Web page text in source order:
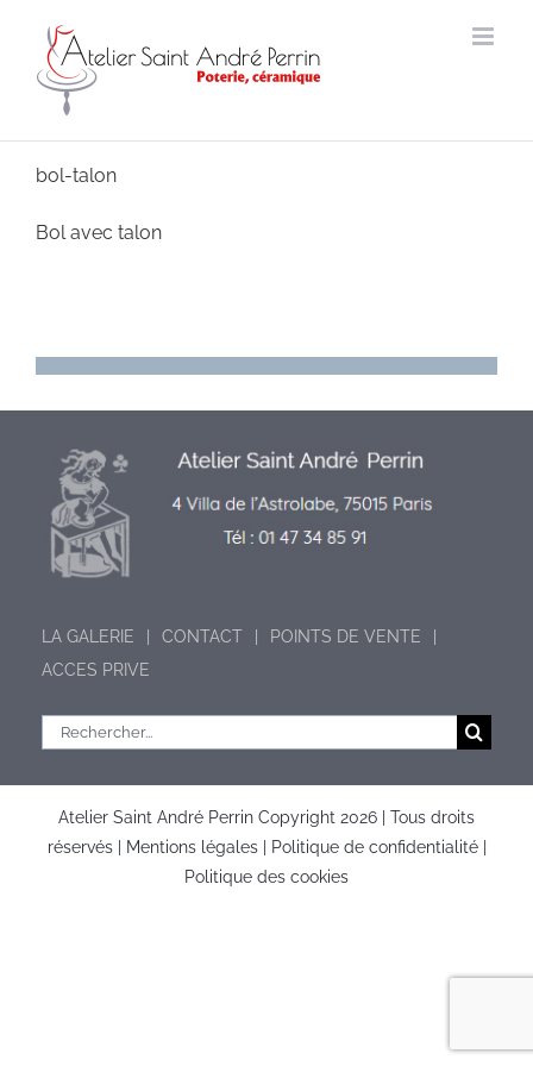
contenu
bol-talon
Bol avec talon
LA GALERIE CONTACT
POINTS DE VENTE
ACCES PRIVE
Rechercher:
Atelier Saint André Perrin Copyright 2026 | Tous droits
réservés |
Mentions légales| Politique de confidentialité|
Politique des cookies